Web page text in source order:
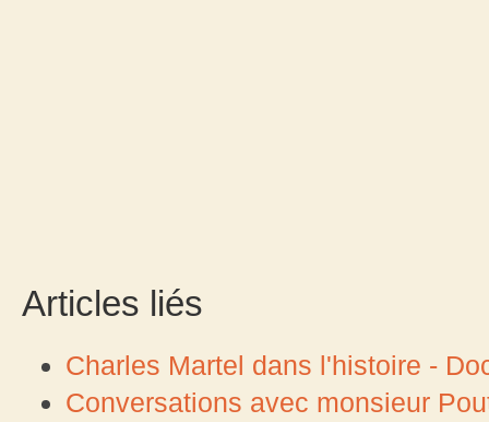
Articles liés
Charles Martel dans l'histoire -
Conversations avec monsieur